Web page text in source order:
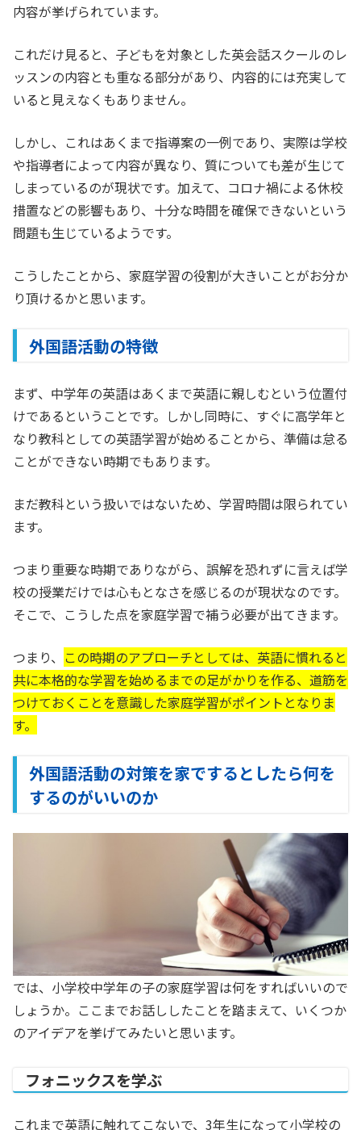
内容が挙げられています。
これだけ見ると、子どもを対象とした英会話スクールのレ
ッスンの内容とも重なる部分があり、内容的には充実して
いると見えなくもありません。
しかし、これはあくまで指導案の一例であり、実際は学校
や指導者によって内容が異なり、質についても差が生じて
しまっているのが現状です。加えて、コロナ禍による休校
措置などの影響もあり、十分な時間を確保できないという
問題も生じているようです。
こうしたことから、家庭学習の役割が大きいことがお分か
り頂けるかと思います。
外国語活動の特徴
まず、中学年の英語はあくまで英語に親しむという位置付
けであるということです。しかし同時に、すぐに高学年と
なり教科としての英語学習が始めることから、準備は怠る
ことができない時期でもあります。
まだ教科という扱いではないため、学習時間は限られてい
ます。
つまり重要な時期でありながら、誤解を恐れずに言えば学
校の授業だけでは心もとなさを感じるのが現状なのです。
そこで、こうした点を家庭学習で補う必要が出てきます。
つまり、 この時期のアプローチとしては、英語に慣れると
共に本格的な学習を始めるまでの足がかりを作る、道筋を
つけておくことを意識した家庭学習がポイントとなりま
す。
外国語活動の対策を家でするとしたら何を
するのがいいのか
では、小学校中学年の子の家庭学習は何をすればいいので
しょうか。ここまでお話ししたことを踏まえて、いくつか
のアイデアを挙げてみたいと思います。
フォニックスを学ぶ
これまで英語に触れてこないで、3年生になって小学校の